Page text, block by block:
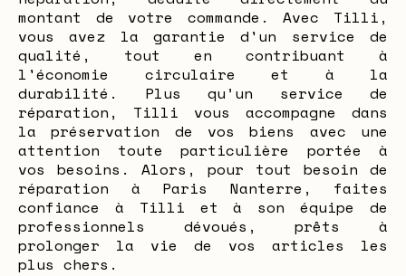
montant de votre commande. Avec Tilli,
vous avez la garantie d'un service de
qualité, tout en contribuant à
l'économie circulaire et à la
durabilité. Plus qu’un service de
réparation, Tilli vous accompagne dans
la préservation de vos biens avec une
attention toute particulière portée à
vos besoins. Alors, pour tout besoin de
réparation à Paris Nanterre, faites
confiance à Tilli et à son équipe de
professionnels dévoués, prêts à
prolonger la vie de vos articles les
plus chers.